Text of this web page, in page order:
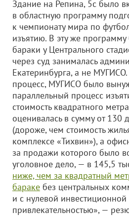
Здание на Репина, 5с было
в областную программу
к чемпионату мира по
изъятию. В эту же
бараки у Центрального
через суд занималась
Екатеринбурга, а не
процесс, МУГИСО было
параллельный процесс
стоимость квадратного
оценивалась в сумму от 130
(дороже, чем стоимость
комплексе «Тихвин»), а
за продажи которого было
уголовное дело, — в 145,5
ниже, чем за квадратный
бараке без центральных
и с нулевой инвестиционной
привлекательностью», —